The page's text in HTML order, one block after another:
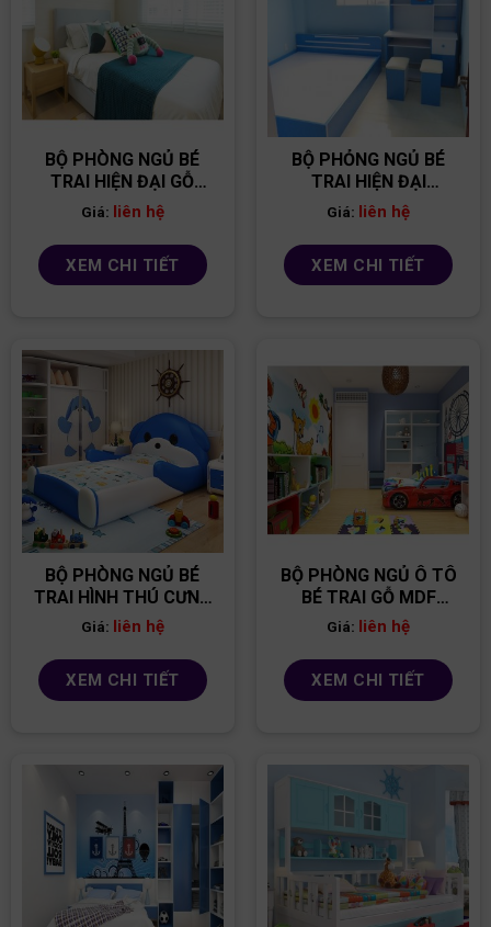
BỘ PHÒNG NGỦ BÉ
TRAI HIỆN ĐẠI GỖ
MDF PNBT09
Giá: liên hệ
XEM CHI TIẾT
BỘ PHỎNG NGỦ BÉ
TRAI HIỆN ĐẠI
PNBT05
Giá: liên hệ
XEM CHI TIẾT
BỘ PHÒNG NGỦ BÉ
TRAI HÌNH THÚ CƯNG
PNBT01
Giá: liên hệ
XEM CHI TIẾT
BỘ PHÒNG NGỦ Ô TÔ
BÉ TRAI GỖ MDF
PNBT11
Giá: liên hệ
XEM CHI TIẾT